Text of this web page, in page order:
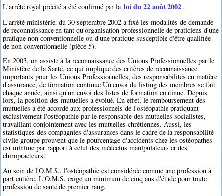
L'arrêté royal précité a été confirmé par la loi du 22 août 2002.
L'arrêté ministériel du 30 septembre 2002 a fixé les modalités de demande
de reconnaissance en tant qu'organisation professionnelle de praticiens d'une
pratique non conventionnelle ou d'une pratique susceptible d'être qualifiée
de non conventionnelle (pièce 5).
En 2003, on assiste à la reconnaissance des Unions Professionnelles par le
Ministère de la Santé, ce qui implique des critères de reconnaissance
importants pour les Unions Professionnelles, des responsabilités en matière
d'assurance, de formation continue Un envoi du listing des membres se fait
chaque année, ainsi qu'un envoi des listes de formation continue. Depuis
lors, la position des mutuelles a évolué. En effet, le remboursement des
mutuelles a été accordé aux professionnels de l'ostéopathie pratiquant
exclusivement l'ostéopathie par le responsable des mutuelles socialistes,
travaillant conjointement avec les mutuelles chrétiennes. Aussi, les
statistiques des compagnies d'assurances dans le cadre de la responsabilité
civile groupe prouvent que le pourcentage d'accidents chez les ostéopathes
est minime par rapport à celui des médecins manipulateurs et des
chiropracteurs.
Au sein de l'O.M.S., l'ostéopathie est considérée comme une profession à
part entière. L'O.M.S. exige un minimum de cinq ans d'étude pour toute
profession de santé de premier rang.